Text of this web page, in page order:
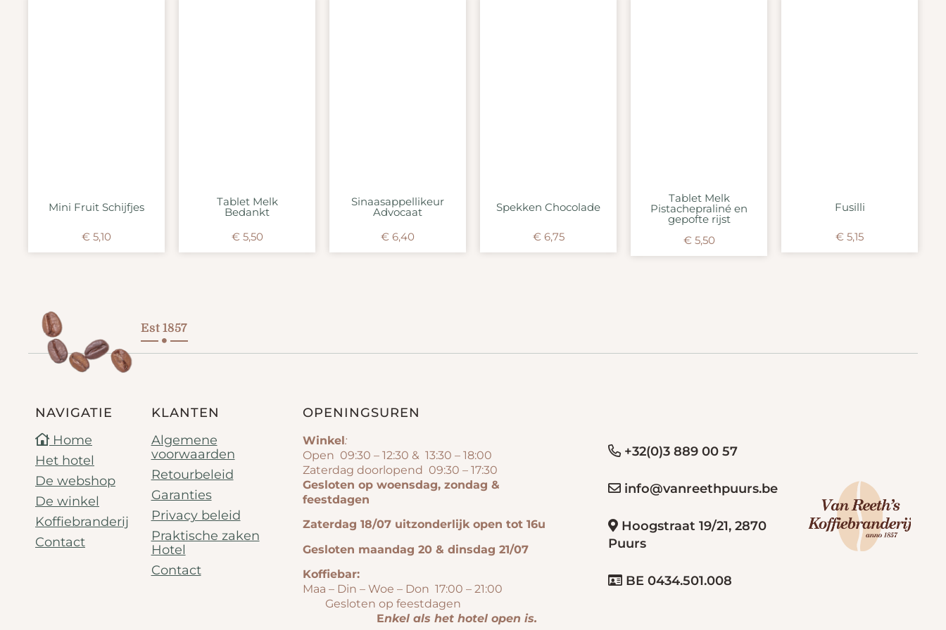
Mini Fruit Schijfjes
€ 5,10
Tablet Melk
Bedankt
€ 5,50
Sinaasappellikeur
Advocaat
€ 6,40
Spekken Chocolade
€ 6,75
Tablet Melk
Pistachepraliné en
gepofte rijst
€ 5,50
Fusilli
€ 5,15
Est 1857
NAVIGATIE
Home
Het hotel
De webshop
De winkel
Koffiebranderij
Contact
KLANTEN
Algemene
voorwaarden
Retourbeleid
Garanties
Privacy beleid
Praktische zaken
Hotel
Contact
OPENINGSUREN
Winkel:
Open 09:30 – 12:30 & 13:30 – 18:00
Zaterdag doorlopend 09:30 – 17:30
Gesloten op woensdag, zondag &
feestdagen
Zaterdag 18/07 uitzonderlijk open tot 16u
Gesloten maandag 20 & dinsdag 21/07
Koffiebar:
Maa – Din – Woe – Don 17:00 – 21:00
Gesloten op feestdagen
Enkel als het hotel open is.
+32(0)3 889 00 57
info@vanreethpuurs.be
Hoogstraat 19/21, 2870
Puurs
BE 0434.501.008